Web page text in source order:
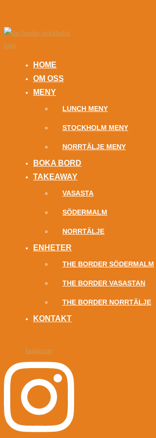
HOME
OM OSS
MENY
LUNCH MENY
STOCKHOLM MENY
NORRTÄLJE MENY
BOKA BORD
TAKEAWAY
VASASTA
SÖDERMALM
NORRTÄLJE
ENHETER
THE BORDER SÖDERMALM
THE BORDER VASASTAN
THE BORDER NORRTÄLJE
KONTAKT
Instagram